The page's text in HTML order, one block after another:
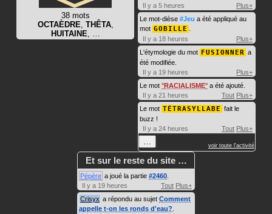
38 mots
OCTAÈDRE, THÊTA,
HUITAINE, …
Il y a 5 heures
Plus+
Le mot-dièse #Jeu a été appliqué au
mot GOBILLE
Il y a 18 heures
Plus+
L'étymologie du mot FUSIONNER a
été modifiée.
Il y a 19 heures
Plus+
Le mot RACIALISME a été ajouté.
Il y a 21 heures
Tout Plus+
Le mot TÉTRASYLLABE fait le
buzz !
Il y a 24 heures
Tout Plus+
… voir toute l'activité
Et sur le reste du site …
Pépère a joué la partie #2460
Il y a 19 heures
Tout Plus+
Crisyx a répondu au sujet Comment
appelle t-on les ronds d'eau?